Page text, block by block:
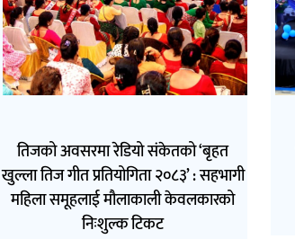
तिजको अवसरमा रेडियो संकेतको ‘बृहत
खुल्ला तिज गीत प्रतियोगिता २०८३’ : सहभागी
महिला समूहलाई मौलाकाली केवलकारको
निःशुल्क टिकट